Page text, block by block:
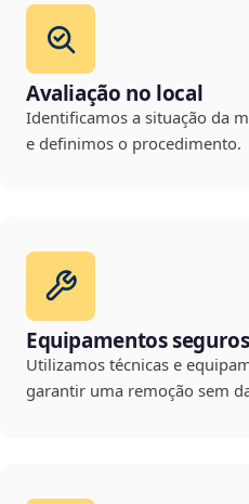
Avaliação no local
Identificamos a situação da
e definimos o procedimento.
Equipamentos seguros
Utilizamos técnicas e
garantir uma remoção sem